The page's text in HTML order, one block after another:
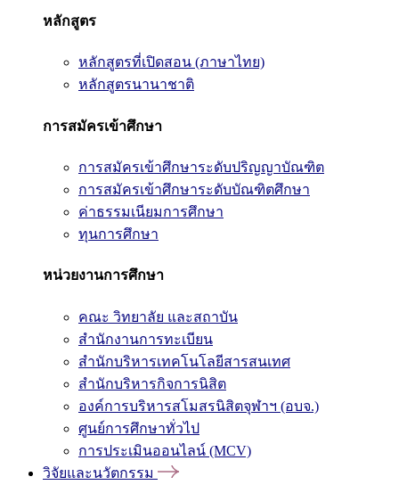
หลักสูตร
หลักสูตรที่เปิดสอน (ภาษาไทย)
หลักสูตรนานาชาติ
การสมัครเข้าศึกษา
การสมัครเข้าศึกษาระดับปริญญาบัณฑิต
การสมัครเข้าศึกษาระดับบัณฑิตศึกษา
ค่าธรรมเนียมการศึกษา
ทุนการศึกษา
หน่วยงานการศึกษา
คณะ วิทยาลัย และสถาบัน
สำนักงานการทะเบียน
สำนักบริหารเทคโนโลยีสารสนเทศ
สำนักบริหารกิจการนิสิต
องค์การบริหารสโมสรนิสิตจุฬาฯ (อบจ.)
ศูนย์การศึกษาทั่วไป
การประเมินออนไลน์ (MCV)
วิจัยและนวัตกรรม